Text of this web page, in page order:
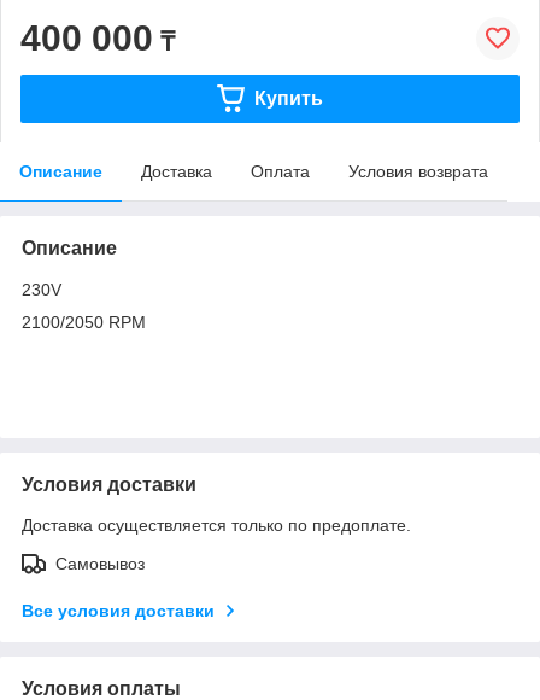
400 000 ₸
Купить
Описание Доставка Оплата Условия возврата
Описание
230V
2100/2050 RPM
Условия доставки
Доставка осуществляется только по предоплате.
Самовывоз
Все условия доставки
Условия оплаты